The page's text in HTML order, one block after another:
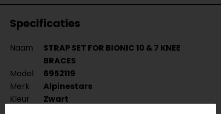
Specificaties
Naam
STRAP SET FOR BIONIC 10 & 7 KNEE
BRACES
Model
6952119
Merk
Alpinestars
Kleur
Zwart